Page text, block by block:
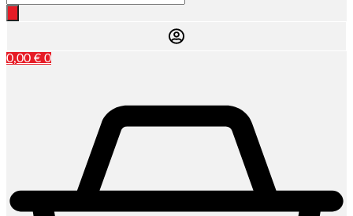
0,00 € 0